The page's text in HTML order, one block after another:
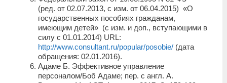
(ред. от 02.07.2013, с изм. от 06.04.2015) «О
государственных пособиях гражданам,
имеющим детей» (с изм. и доп., вступающими в
силу с 01.01.2014) URL:
http://www.consultant.ru/popular/posobie/ (дата
обращения: 02.01.2016).
Адамe Б. Эффективное управление
персоналом/Боб Адаме; пер. с англ. А.